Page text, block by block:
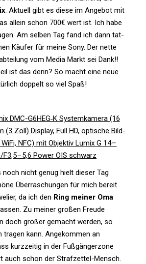
. Aktuell gibt es diese im Angebot mit
allein schon 700€ wert ist. Ich habe
Am selben Tag fand ich dann tat­
Käufer für meine Sony. Der nette
vom Media Markt sei Dank!!
ist das denn? So macht eine neue
dop­pelt so viel Spaß!
DMC-G6HEG‑K Sys­tem­ka­mera (16
(3 Zoll) Dis­play, Full HD, opti­sche Bild­
NFC) mit Objektiv Lumix G 14 –
– 5,6 Power OIS schwarz
noch nicht genug hielt dieser Tag
Über­ra­schungen für mich bereit.
da ich den Ring meiner Oma
Zu meiner großen Freude
doch größer gemacht werden, so
tragen kann. Ange­kommen an
kurz­zeitig in der Fuß­gän­ger­zone
auch schon der Straf­zettel-Mensch.